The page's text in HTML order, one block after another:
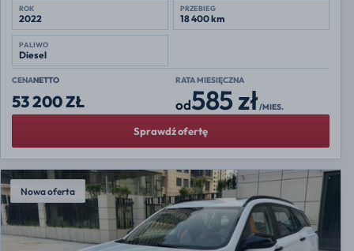
ROK
2022
PRZEBIEG
18 400 km
PALIWO
Diesel
CENANETTO
53 200 ZŁ
RATA MIESIĘCZNA
od585 zł/MIES.
Sprawdź ofertę
Nowa oferta